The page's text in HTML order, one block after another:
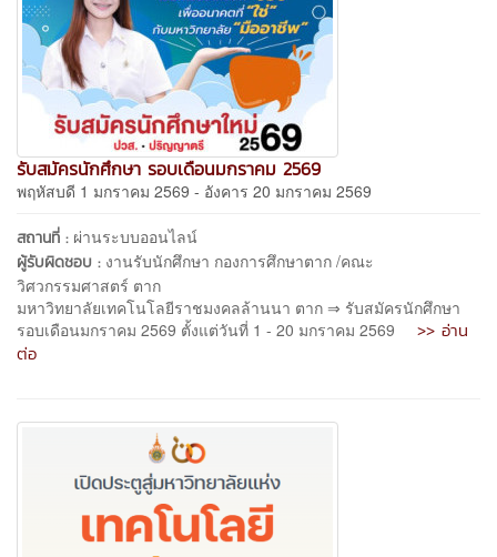
รับสมัครนักศึกษา รอบเดือนมกราคม 2569
พฤหัสบดี 1 มกราคม 2569 - อังคาร 20 มกราคม 2569
สถานที่ : ผ่านระบบออนไลน์
ผู้รับผิดชอบ : งานรับนักศึกษา กองการศึกษาตาก /คณะ
วิศวกรรมศาสตร์ ตาก
มหาวิทยาลัยเทคโนโลยีราชมงคลล้านนา ตาก ⇒ รับสมัครนักศึกษา
รอบเดือนมกราคม 2569 ตั้งแต่วันที่ 1 - 20 มกราคม 2569 >> อ่าน
ต่อ